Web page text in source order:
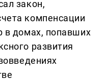
закон,
компенсации
в домах, попавших
развития